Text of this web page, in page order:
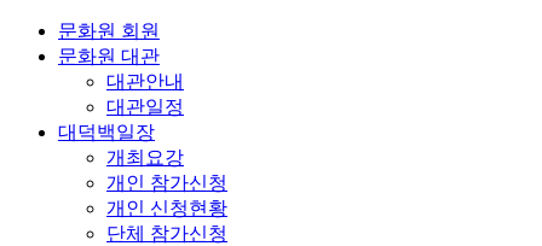
문화원 회원
문화원 대관
대관안내
대관일정
대덕백일장
개최요강
개인 참가신청
개인 신청현황
단체 참가신청